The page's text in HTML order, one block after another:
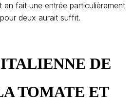
fait une entrée particulièrement
deux aurait suffit.
DE
TOMATE ET